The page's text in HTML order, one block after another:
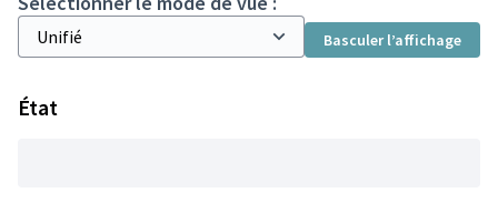
Basculer l’affichage
État